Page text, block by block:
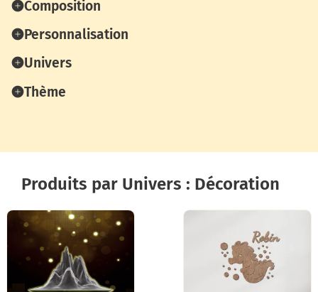
Composition
Personnalisation
Univers
Thème
Produits par Univers : Décoration